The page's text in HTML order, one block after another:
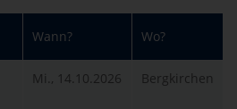
Wann? Wo?
Mi., 14.10.2026 Bergkirchen